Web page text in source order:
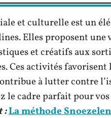
et culturelle est un
Elles proposent
et créatifs aux
Ces activités
à lutter contre
le cadre parfait pour
:La méthode